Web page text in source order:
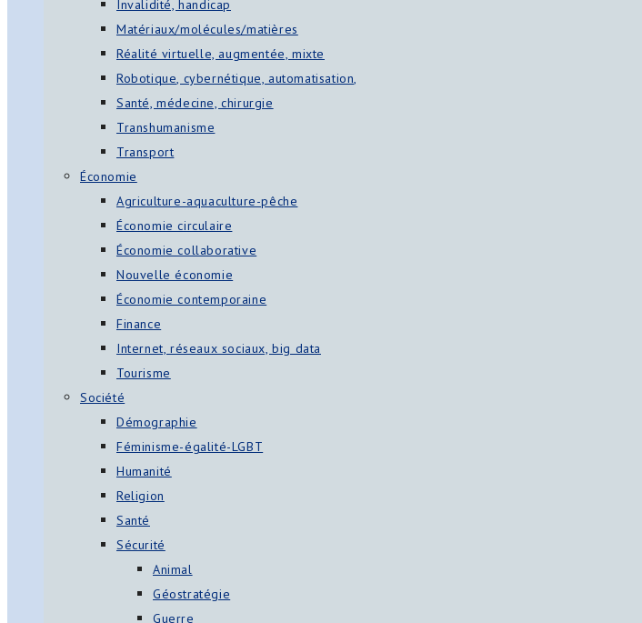
Invalidité, handicap
Matériaux/molécules/matières
Réalité virtuelle, augmentée, mixte
Robotique, cybernétique, automatisation,
Santé, médecine, chirurgie
Transhumanisme
Transport
Économie
Agriculture-aquaculture-pêche
Économie circulaire
Économie collaborative
Nouvelle économie
Économie contemporaine
Finance
Internet, réseaux sociaux, big data
Tourisme
Société
Démographie
Féminisme-égalité-LGBT
Humanité
Religion
Santé
Sécurité
Animal
Géostratégie
Guerre